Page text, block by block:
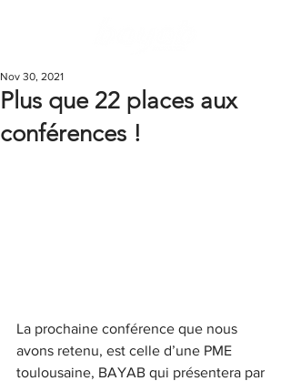
Plus que 22 places aux
conférences !
Nov 30, 2021
La prochaine conférence que nous
avons retenu, est celle d’une PME
toulousaine, BAYAB qui présentera par